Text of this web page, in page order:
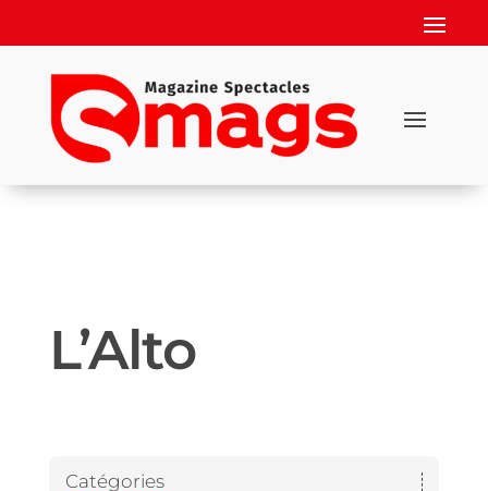
L’Alto
Catégories